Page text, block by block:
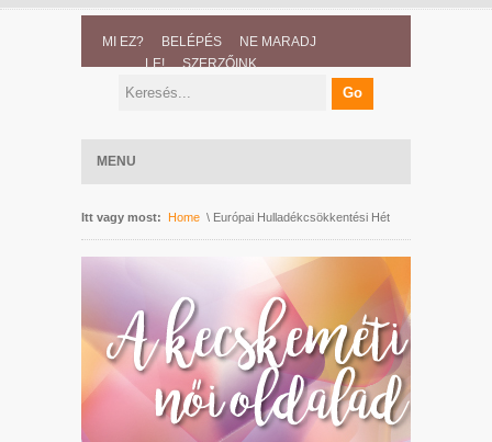
MI EZ? BELÉPÉS
NE MARADJ
LE!
SZERZŐINK
MENU
Itt vagy most: Home \ Európai Hulladékcsökkentési Hét